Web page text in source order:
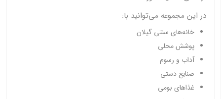
در این مجموعه می‌توانید با:
خانه‌های سنتی گیلان
پوشش محلی
آداب و رسوم
صنایع دستی
غذاهای بومی